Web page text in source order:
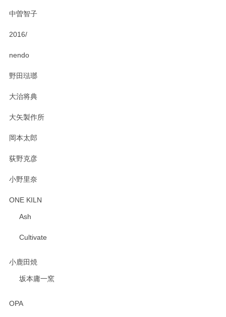
中曽智子
2016/
nendo
野田琺瑯
大治将典
大矢製作所
岡本太郎
荻野克彦
小野里奈
ONE KILN
Ash
Cultivate
小鹿田焼
坂本庸一窯
OPA